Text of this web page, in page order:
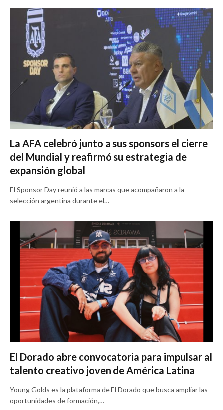
La AFA celebró junto a sus sponsors el cierre
del Mundial y reafirmó su estrategia de
expansión global
El Sponsor Day reunió a las marcas que acompañaron a la
selección argentina durante el…
El Dorado abre convocatoria para impulsar al
talento creativo joven de América Latina
Young Golds es la plataforma de El Dorado que busca ampliar las
oportunidades de formación,…